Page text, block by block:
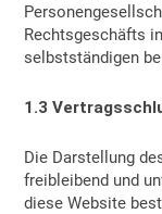
Rechtsgeschäfts
selbstständigen
1.3
Die Darstellung
freibleibend und
diese Website